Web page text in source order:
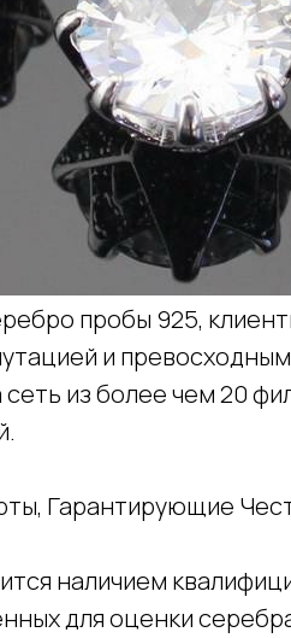
пробы 925,
и
из более чем 20
Гарантирующие
наличием
для оценки